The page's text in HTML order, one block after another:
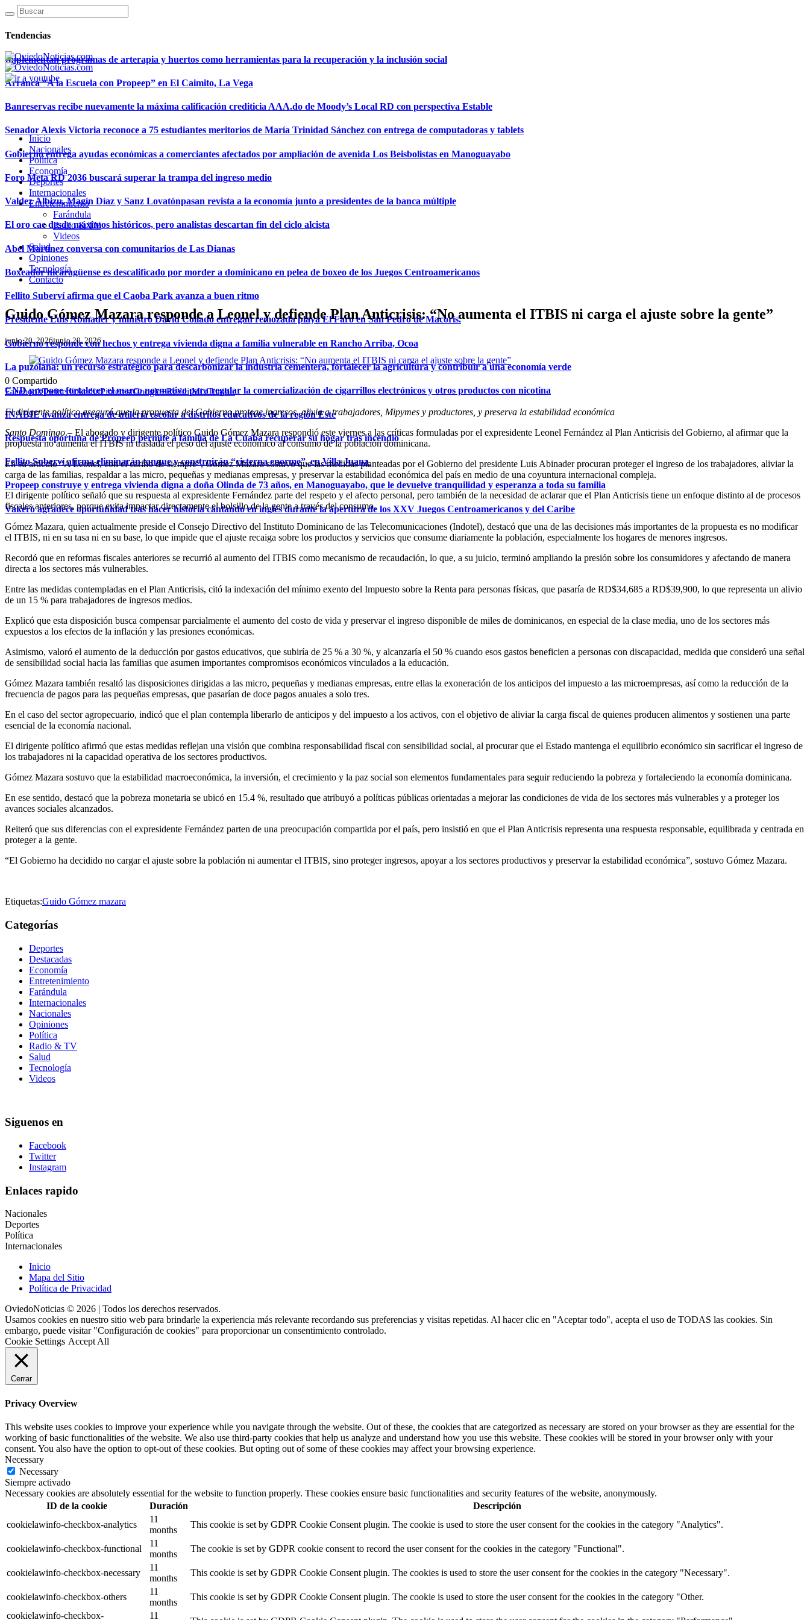
Tendencias
Implementan programas de arterapia y huertos como herramientas para la recuperación y la inclusión social
Arranca “A la Escuela con Propeep” en El Caimito, La Vega
Banreservas recibe nuevamente la máxima calificación crediticia AAA.do de Moody’s Local RD con perspectiva Estable
Senador Alexis Victoria reconoce a 75 estudiantes meritorios de María Trinidad Sánchez con entrega de computadoras y tablets
Gobierno entrega ayudas económicas a comerciantes afectados por ampliación de avenida Los Beisbolistas en Manoguayabo
Foro Meta RD 2036 buscará superar la trampa del ingreso medio
Valdez Albizu, Magín Díaz y Sanz Lovatónpasan revista a la economía junto a presidentes de la banca múltiple
El oro cae desde máximos históricos, pero analistas descartan fin del ciclo alcista
Abel Martínez conversa con comunitarios de Las Dianas
Boxeador nicaragüense es descalificado por morder a dominicano en pelea de boxeo de los Juegos Centroamericanos
Fellito Suberví afirma que el Caoba Park avanza a buen ritmo
Presidente Luis Abinader y ministro David Collado entregan remozada playa El Faro en San Pedro de Macorís.
Gobierno responde con hechos y entrega vivienda digna a familia vulnerable en Rancho Arriba, Ocoa
La puzolana: un recurso estratégico para descarbonizar la industria cementera, fortalecer la agricultura y contribuir a una economía verde
CND propone fortalecer el marco normativo para regular la comercialización de cigarrillos electrónicos y otros productos con nicotina
INABIE avanza entrega de utilería escolar a distritos educativos de la región Este
Respuesta oportuna de Propeep permite a familia de La Cuaba recuperar su hogar tras incendio
Fellito Suberví afirma eliminarán tanque y construirán “cisterna enorme”, en Villa Juana
Propeep construye y entrega vivienda digna a doña Olinda de 73 años, en Manoguayabo, que le devuelve tranquilidad y esperanza a toda su familia
Vakeró agradece oportunidad tras hacer historia cantando en inglés durante la apertura de los XXV Juegos Centroamericanos y del Caribe
Inicio
Nacionales
Política
Economía
Deportes
Internacionales
Entretenimiento
Farándula
Radio & TV
Videos
Salud
Opiniones
Tecnología
Contacto
Guido Gómez Mazara responde a Leonel y defiende Plan Anticrisis: “No aumenta el ITBIS ni carga el ajuste sobre la gente”
junio 20, 2026junio 20, 2026
0 Compartido
FacebookTwitterlinkedinPinterestGoogle+RedditMixTumblr
El dirigente político aseguró que la propuesta del Gobierno protege ingresos, alivia a trabajadores, Mipymes y productores, y preserva la estabilidad económica
Santo Domingo.– El abogado y dirigente político Guido Gómez Mazara respondió este viernes a las críticas formuladas por el expresidente Leonel Fernández al Plan Anticrisis del Gobierno, al afirmar que la
propuesta no aumenta el ITBIS ni traslada el peso del ajuste económico al consumo de la población dominicana.
En su artículo “A Leonel, con el cariño de siempre”, Gómez Mazara sostuvo que las medidas planteadas por el Gobierno del presidente Luis Abinader procuran proteger el ingreso de los trabajadores, aliviar la
carga de las familias, respaldar a las micro, pequeñas y medianas empresas, y preservar la estabilidad económica del país en medio de una coyuntura internacional compleja.
El dirigente político señaló que su respuesta al expresidente Fernández parte del respeto y el afecto personal, pero también de la necesidad de aclarar que el Plan Anticrisis tiene un enfoque distinto al de procesos
fiscales anteriores, porque evita impactar directamente el bolsillo de la gente a través del consumo.
Gómez Mazara, quien actualmente preside el Consejo Directivo del Instituto Dominicano de las Telecomunicaciones (Indotel), destacó que una de las decisiones más importantes de la propuesta es no modificar
el ITBIS, ni en su tasa ni en su base, lo que impide que el ajuste recaiga sobre los productos y servicios que consume diariamente la población, especialmente los hogares de menores ingresos.
Recordó que en reformas fiscales anteriores se recurrió al aumento del ITBIS como mecanismo de recaudación, lo que, a su juicio, terminó ampliando la presión sobre los consumidores y afectando de manera
directa a los sectores más vulnerables.
Entre las medidas contempladas en el Plan Anticrisis, citó la indexación del mínimo exento del Impuesto sobre la Renta para personas físicas, que pasaría de RD$34,685 a RD$39,900, lo que representa un alivio
de un 15 % para trabajadores de ingresos medios.
Explicó que esta disposición busca compensar parcialmente el aumento del costo de vida y preservar el ingreso disponible de miles de dominicanos, en especial de la clase media, uno de los sectores más
expuestos a los efectos de la inflación y las presiones económicas.
Asimismo, valoró el aumento de la deducción por gastos educativos, que subiría de 25 % a 30 %, y alcanzaría el 50 % cuando esos gastos beneficien a personas con discapacidad, medida que consideró una señal
de sensibilidad social hacia las familias que asumen importantes compromisos económicos vinculados a la educación.
Gómez Mazara también resaltó las disposiciones dirigidas a las micro, pequeñas y medianas empresas, entre ellas la exoneración de los anticipos del impuesto a las microempresas, así como la reducción de la
frecuencia de pagos para las pequeñas empresas, que pasarían de doce pagos anuales a solo tres.
En el caso del sector agropecuario, indicó que el plan contempla liberarlo de anticipos y del impuesto a los activos, con el objetivo de aliviar la carga fiscal de quienes producen alimentos y sostienen una parte
esencial de la economía nacional.
El dirigente político afirmó que estas medidas reflejan una visión que combina responsabilidad fiscal con sensibilidad social, al procurar que el Estado mantenga el equilibrio económico sin sacrificar el ingreso de
los trabajadores ni la capacidad operativa de los sectores productivos.
Gómez Mazara sostuvo que la estabilidad macroeconómica, la inversión, el crecimiento y la paz social son elementos fundamentales para seguir reduciendo la pobreza y fortaleciendo la economía dominicana.
En ese sentido, destacó que la pobreza monetaria se ubicó en 15.4 %, resultado que atribuyó a políticas públicas orientadas a mejorar las condiciones de vida de los sectores más vulnerables y a proteger los
avances sociales alcanzados.
Reiteró que sus diferencias con el expresidente Fernández parten de una preocupación compartida por el país, pero insistió en que el Plan Anticrisis representa una respuesta responsable, equilibrada y centrada en
proteger a la gente.
“El Gobierno ha decidido no cargar el ajuste sobre la población ni aumentar el ITBIS, sino proteger ingresos, apoyar a los sectores productivos y preservar la estabilidad económica”, sostuvo Gómez Mazara.
Etiquetas:Guido Gómez mazara
Categorías
Deportes
Destacadas
Economía
Entretenimiento
Farándula
Internacionales
Nacionales
Opiniones
Política
Radio & TV
Salud
Tecnología
Videos
Siguenos en
Facebook
Twitter
Instagram
Enlaces rapido
Nacionales
Deportes
Política
Internacionales
Inicio
Mapa del Sitio
Política de Privacidad
OviedoNoticias © 2026 | Todos los derechos reservados.
Usamos cookies en nuestro sitio web para brindarle la experiencia más relevante recordando sus preferencias y visitas repetidas. Al hacer clic en "Aceptar todo", acepta el uso de TODAS las cookies. Sin
embargo, puede visitar "Configuración de cookies" para proporcionar un consentimiento controlado.
Cookie Settings Accept All
Cerrar
Privacy Overview
This website uses cookies to improve your experience while you navigate through the website. Out of these, the cookies that are categorized as necessary are stored on your browser as they are essential for the
working of basic functionalities of the website. We also use third-party cookies that help us analyze and understand how you use this website. These cookies will be stored in your browser only with your
consent. You also have the option to opt-out of these cookies. But opting out of some of these cookies may affect your browsing experience.
Necessary
Necessary
Siempre activado
Necessary cookies are absolutely essential for the website to function properly. These cookies ensure basic functionalities and security features of the website, anonymously.
ID de la cookie
Duración
Descripción
cookielawinfo-checkbox-analytics
11
months
This cookie is set by GDPR Cookie Consent plugin. The cookie is used to store the user consent for the cookies in the category "Analytics".
cookielawinfo-checkbox-functional
11
months
The cookie is set by GDPR cookie consent to record the user consent for the cookies in the category "Functional".
cookielawinfo-checkbox-necessary
11
months
This cookie is set by GDPR Cookie Consent plugin. The cookies is used to store the user consent for the cookies in the category "Necessary".
cookielawinfo-checkbox-others
11
months
This cookie is set by GDPR Cookie Consent plugin. The cookie is used to store the user consent for the cookies in the category "Other.
cookielawinfo-checkbox-
11